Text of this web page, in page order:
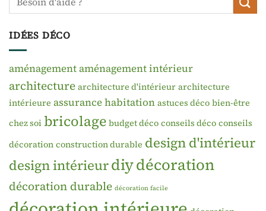
IDÉES DÉCO
aménagementaménagement intérieur
architecture architecture d'intérieur architecture
intérieure assurance habitation astuces déco bien-être
chez soi bricolage budget déco conseils déco conseils
décoration construction durable design d'intérieur
design intérieurdiydécoration
décoration durable décoration facile